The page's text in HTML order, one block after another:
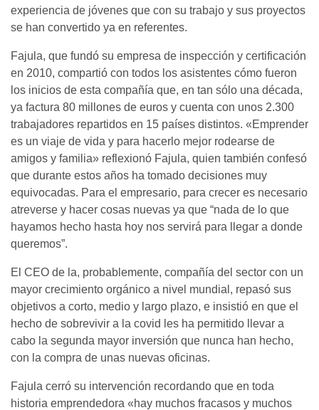
experiencia de jóvenes que con su trabajo y sus proyectos
se han convertido ya en referentes.
Fajula, que fundó su empresa de inspección y certificación
en 2010, compartió con todos los asistentes cómo fueron
los inicios de esta compañía que, en tan sólo una década,
ya factura 80 millones de euros y cuenta con unos 2.300
trabajadores repartidos en 15 países distintos. «Emprender
es un viaje de vida y para hacerlo mejor rodearse de
amigos y familia» reflexionó Fajula, quien también confesó
que durante estos años ha tomado decisiones muy
equivocadas. Para el empresario, para crecer es necesario
atreverse y hacer cosas nuevas ya que “nada de lo que
hayamos hecho hasta hoy nos servirá para llegar a donde
queremos”.
El CEO de la, probablemente, compañía del sector con un
mayor crecimiento orgánico a nivel mundial, repasó sus
objetivos a corto, medio y largo plazo, e insistió en que el
hecho de sobrevivir a la covid les ha permitido llevar a
cabo la segunda mayor inversión que nunca han hecho,
con la compra de unas nuevas oficinas.
Fajula cerró su intervención recordando que en toda
historia emprendedora «hay muchos fracasos y muchos